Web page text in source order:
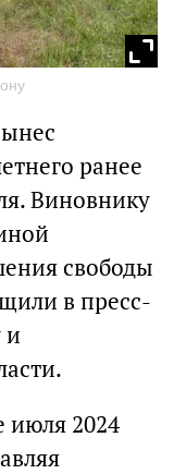
ранее
Виновнику
свободы
в пресс-
и
июля 2024